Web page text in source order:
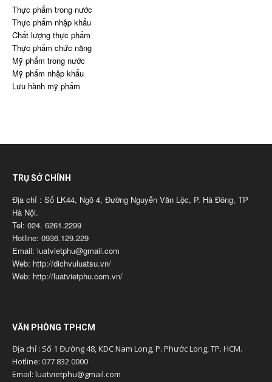
Thực phẩm trong nước
Thực phẩm nhập khẩu
Chất lượng thực phẩm
Thực phẩm chức năng
Mỹ phẩm trong nước
Mỹ phẩm nhập khẩu
Lưu hành mỹ phẩm
TRỤ SỞ CHÍNH
Địa chỉ : Số LK44, Ngõ 4, Đường Nguyễn Văn Lộc, P. Hà Đông, TP
Hà Nội.
Tel: 024. 6261.2299
Hotline: 0936.129.229
Email: luatvietphu@gmail.com
Web: http://dichvuluatsu.vn/
Web: http://luatvietphu.com.vn/
VĂN PHÒNG TPHCM
Địa chỉ : Số 1 Đường 48, KDC Nam Long, P. Phước Long, TP. HCM.
Hotline: 077 832 0000
Email: luatvietphu@gmail.com